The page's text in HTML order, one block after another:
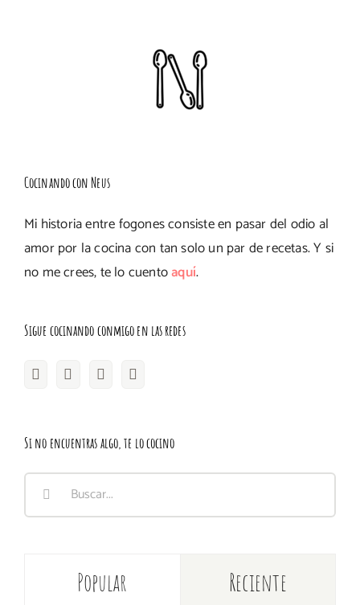
Cocinando con Neus
Mi historia entre fogones consiste en pasar del odio al
amor por la cocina con tan solo un par de recetas. Y si
no me crees, te lo cuentoaquí.
Sigue cocinando conmigo en las redes
Si no encuentras algo, te lo cocino
Buscar:
Popular Reciente